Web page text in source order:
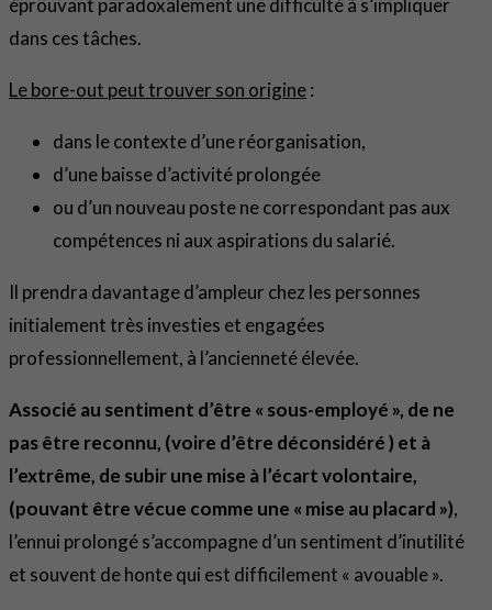
éprouvant paradoxalement une difficulté à s’impliquer
dans ces tâches.
Le bore-out peut trouver son origine:
dans le contexte d’une réorganisation,
d’une baisse d’activité prolongée
ou d’un nouveau poste ne correspondant pas aux
compétences ni aux aspirations du salarié.
Il prendra davantage d’ampleur chez les personnes
initialement très investies et engagées
professionnellement, à l’ancienneté élevée.
Associé au sentiment d’être « sous-employé », de ne
pas être reconnu, (voire d’être déconsidéré ) et à
l’extrême, de subir une mise à l’écart volontaire,
(pouvant être vécue comme une « mise au placard »),
l’ennui prolongé s’accompagne d’un sentiment d’inutilité
et souvent de honte qui est difficilement « avouable ».